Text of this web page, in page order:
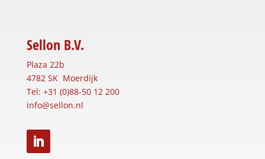
Sellon B.V.
Plaza 22b
4782 SK Moerdijk
Tel: +31 (0)88-50 12 200
info@sellon.nl